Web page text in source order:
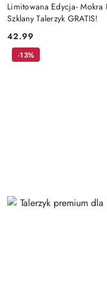
Limitowana Edycja-
Szklany Talerzyk GRATIS!
Cena:
42.99
-13%